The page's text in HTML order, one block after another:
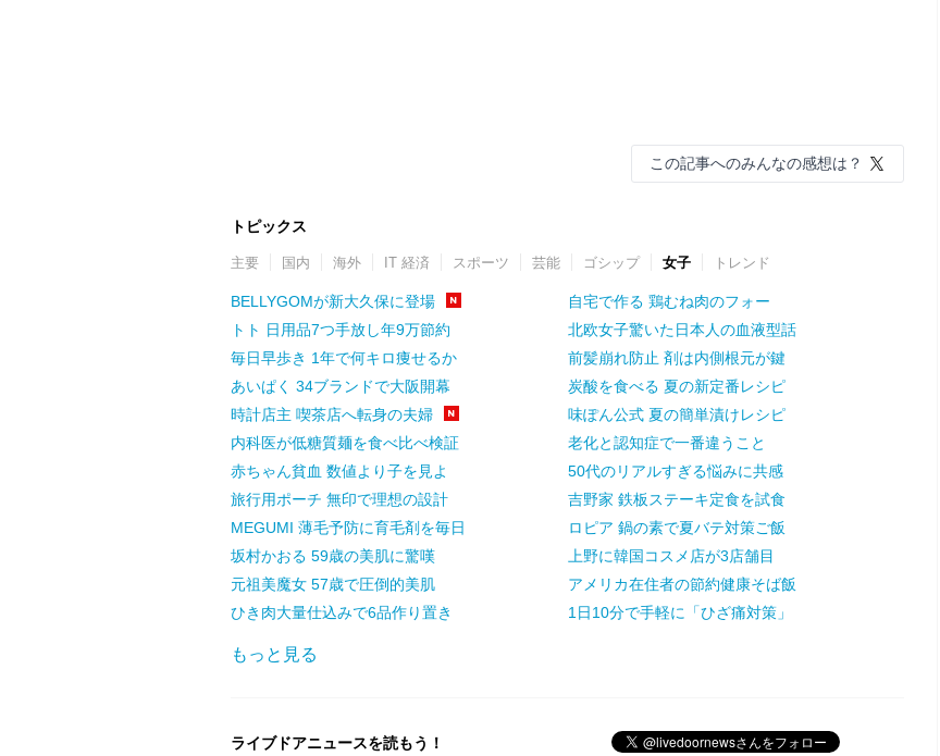
この記事へのみんなの感想は？
トピックス
主要 国内 海外 IT 経済 スポーツ 芸能 ゴシップ 女子 トレンド
BELLYGOMが新大久保に登場
トト 日用品7つ手放し年9万節約
毎日早歩き 1年で何キロ痩せるか
あいぱく 34ブランドで大阪開幕
時計店主 喫茶店へ転身の夫婦
内科医が低糖質麺を食べ比べ検証
赤ちゃん貧血 数値より子を見よ
旅行用ポーチ 無印で理想の設計
MEGUMI 薄毛予防に育毛剤を毎日
坂村かおる 59歳の美肌に驚嘆
元祖美魔女 57歳で圧倒的美肌
ひき肉大量仕込みで6品作り置き
自宅で作る 鶏むね肉のフォー
北欧女子驚いた日本人の血液型話
前髪崩れ防止 剤は内側根元が鍵
炭酸を食べる 夏の新定番レシピ
味ぽん公式 夏の簡単漬けレシピ
老化と認知症で一番違うこと
50代のリアルすぎる悩みに共感
吉野家 鉄板ステーキ定食を試食
ロピア 鍋の素で夏バテ対策ご飯
上野に韓国コスメ店が3店舗目
アメリカ在住者の節約健康そば飯
1日10分で手軽に「ひざ痛対策」
もっと見る
ライブドアニュースを読もう！